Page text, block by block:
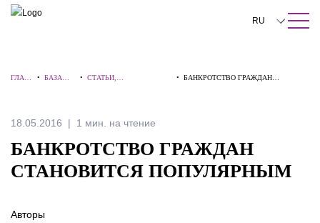
ПОИСК ПО САЙТУ Закрыть
RU
中文
Italiano
ГЛАВ
• БАЗА
• СТАТЬИ,
•БАНКРОТСТВО ГРАЖДАН
18.05.2016 1 мин. на чтение
БАНКРОТСТВО ГРАЖДАН
СТАНОВИТСЯ ПОПУЛЯРНЫМ
Авторы